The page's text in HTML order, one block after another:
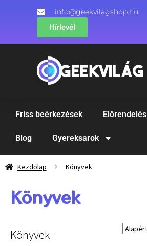
info@geekvilagshop.hu
Hírlevél
Friss beérkezések Előrendelés
Blog Gyereksarok
Kezdőlap Könyvek
Könyvek
Könyvek